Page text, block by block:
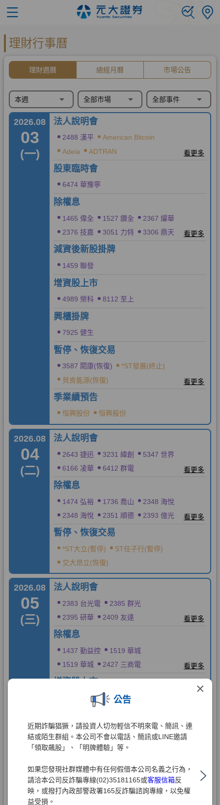
×
公告
近期詐騙猖獗，請投資人切勿輕信不明來電、簡訊、連
結或陌生群組。本公司不會以電話、簡訊或LINE邀請
「領取飆股」、「明牌體驗」等。
如果您發現社群媒體中有任何假借本公司名義之行為，
請洽本公司反詐騙專線(02)35181165或客服信箱反
映，或撥打內政部警政署165反詐騙諮詢專線，以免權
益受損。